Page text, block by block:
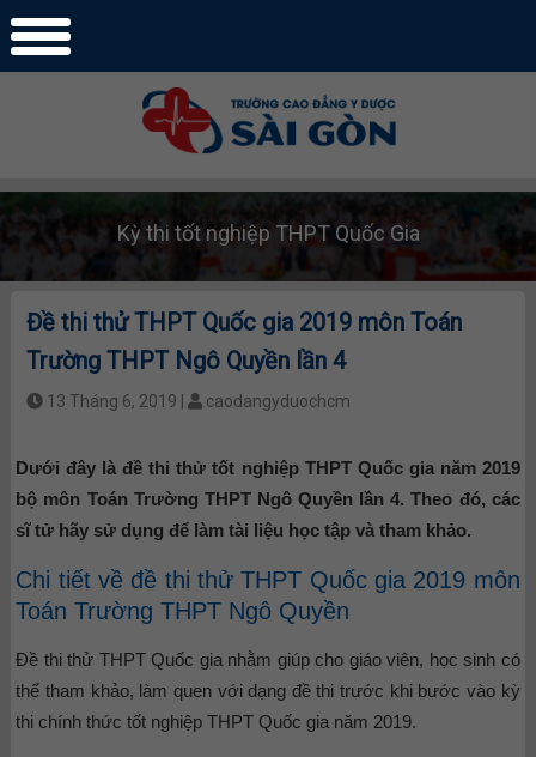
Kỳ thi tốt nghiệp THPT Quốc Gia
Đề thi thử THPT Quốc gia 2019 môn Toán
Trường THPT Ngô Quyền lần 4
13 Tháng 6, 2019 | caodangyduochcm
Dưới đây là đề thi thử tốt nghiệp THPT Quốc gia năm 2019
bộ môn Toán Trường THPT Ngô Quyền lần 4. Theo đó, các
sĩ tử hãy sử dụng để làm tài liệu học tập và tham khảo.
Chi tiết về đề thi thử THPT Quốc gia 2019 môn
Toán Trường THPT Ngô Quyền
Đề thi thử THPT Quốc gia nhằm giúp cho giáo viên, học sinh có
thể tham khảo, làm quen với dạng đề thi trước khi bước vào kỳ
thi chính thức tốt nghiệp THPT Quốc gia năm 2019.